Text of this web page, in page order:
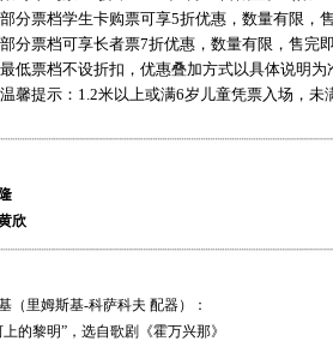
分票档学生卡购票可享5折优惠，数量有限，
分票档可享长者票7折优惠，数量有限，售完
低票档不设折扣，优惠叠加方式以具体说明为
馨提示：1.2米以上或满6岁儿童凭票入场，未
欣
交响乐团
（里姆斯基-科萨科夫 配器）：
的黎明”，选自歌剧《霍万兴那》